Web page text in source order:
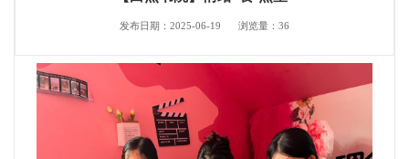
发布日期：2025-06-19 浏览量： 36